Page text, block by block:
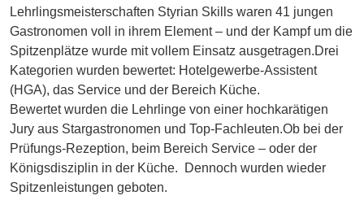
Zonen
Podcast
Lehrlingsmeisterschaften Styrian Skills waren 41 jungen
Gastronomen voll in ihrem Element – und der Kampf um die
Spitzenplätze wurde mit vollem Einsatz ausgetragen.Drei
Kategorien wurden bewertet: Hotelgewerbe-Assistent
(HGA), das Service und der Bereich Küche.
Bewertet wurden die Lehrlinge von einer hochkarätigen
Jury aus Stargastronomen und Top-Fachleuten.Ob bei der
Prüfungs-Rezeption, beim Bereich Service – oder der
Königsdisziplin in der Küche. Dennoch wurden wieder
Spitzenleistungen geboten.